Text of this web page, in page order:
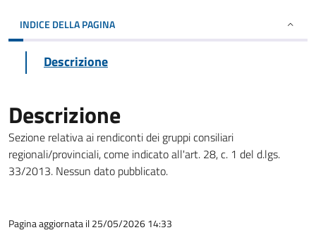
INDICE DELLA PAGINA
Descrizione
Descrizione
Sezione relativa ai rendiconti dei gruppi consiliari
regionali/provinciali, come indicato all'art. 28, c. 1 del d.lgs.
33/2013. Nessun dato pubblicato.
Pagina aggiornata il 25/05/2026 14:33